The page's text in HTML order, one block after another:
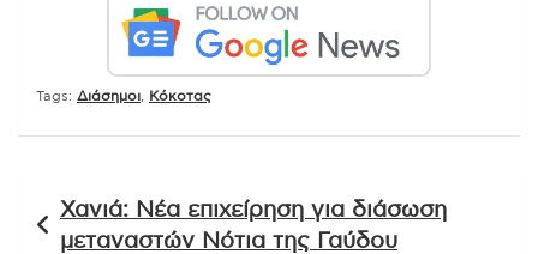
Tags: Διάσημοι Κόκοτας
άρθρων
Χανιά: Νέα επιχείρηση για διάσωση
μεταναστών Νότια της Γαύδου